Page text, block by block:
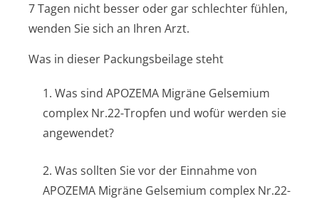
7 Tagen nicht besser oder gar schlechter fühlen,
wenden Sie sich an Ihren Arzt.
Was in dieser Packungsbeilage steht
1. Was sind APOZEMA Migräne Gelsemium
complex Nr.22-Tropfen und wofür werden sie
angewendet?
2. Was sollten Sie vor der Einnahme von
APOZEMA Migräne Gelsemium complex Nr.22-